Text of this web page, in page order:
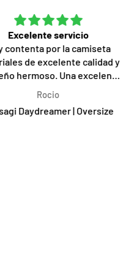
la camiseta
calidad y
Una excelente
Me
diseño,
boticaria
diseño